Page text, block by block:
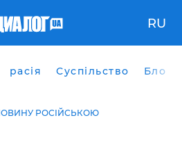
RU
расія Суспільство Блоги
РОСІЙСЬКОЮ